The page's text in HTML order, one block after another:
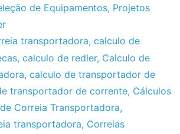
de Equipamentos, Projetos
transportadora, calculo de
, calculo de redler, Calculo de
, calculo de transportador de
transportador de corrente, Cálculos
Correia Transportadora,
transportadora, Correias